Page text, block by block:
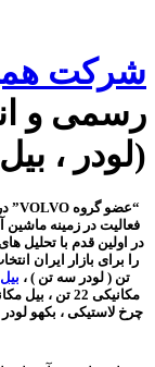
شرکت
(لودر ،
فعالیت در زمینه
در اولین قدم با تحلیل
را برای بازار ایران
تن ( لودر سه تن ) ،
مکانیکی 22 تن ، بیل مکانیکی 21 تن ، بیل چرخ زنجیری و بیل چرخ لاستیکی ،
چرخ لاستیکی ، بکهو